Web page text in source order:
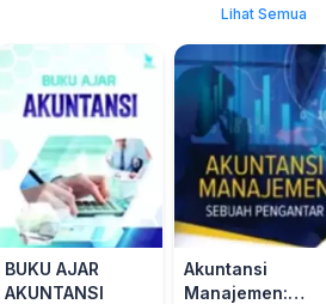
Lihat Semua
BUKU AJAR
AKUNTANSI
Akuntansi
Manajemen: